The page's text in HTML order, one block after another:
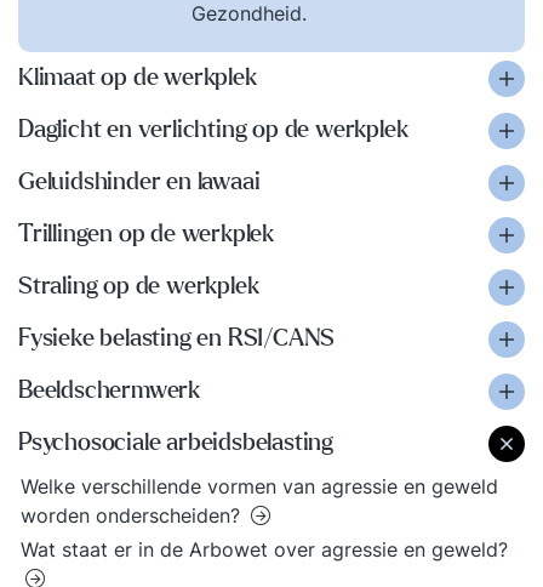
Gezondheid.
Klimaat op de werkplek
Daglicht en verlichting op de werkplek
Geluidshinder en lawaai
Trillingen op de werkplek
Straling op de werkplek
Fysieke belasting en RSI/CANS
Beeldschermwerk
Psychosociale arbeidsbelasting
Welke verschillende vormen van agressie en geweld
worden onderscheiden?
Wat staat er in de Arbowet over agressie en geweld?